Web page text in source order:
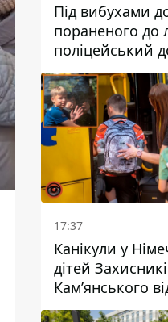
Під вибухами
пораненого до
поліцейський
постраждалому
на
17:37
Канікули у
дітей
Кам’янського
Вупперталі